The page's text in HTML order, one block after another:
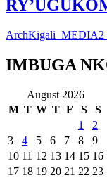
ArchKigali_MEDIA2
IMBUGA
August 2026
M T W T F S
S
1
2
3
4 5 6 7 8
9
10 11 12 13 14 15 16
17 18 19 20 21 22 23